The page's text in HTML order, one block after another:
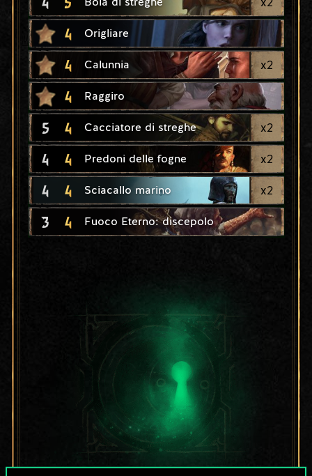
Boia di streghe
4 Origliare
4 Calunnia x2
4 Raggiro
5 4 Cacciatore di streghe x2
4 4 Predoni delle fogne x2
4 4 Sciacallo marino x2
3 4 Fuoco Eterno: discepolo